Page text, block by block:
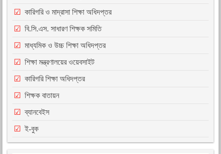
কারিগরি ও মাদ্রাসা শিক্ষা অধিদপ্তর
বি.সি.এস. সাধারণ শিক্ষক সমিতি
মাধ্যমিক ও উচ্চ শিক্ষা অধিদপ্তর
শিক্ষা মন্ত্রণালয়ের ওয়েবসাইট
কারিগরি শিক্ষা অধিদপ্তর
শিক্ষক বাতায়ন
ব্যানবেইস
ই-বুক